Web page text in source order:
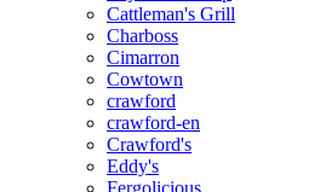
Cattleman's Grill
Charboss
Cimarron
Cowtown
crawford
crawford-en
Crawford's
Eddy's
Fergolicious